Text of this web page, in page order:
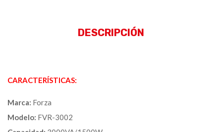
DESCRIPCIÓN
CARACTERÍSTICAS:
Marca: Forza
Modelo: FVR-3002